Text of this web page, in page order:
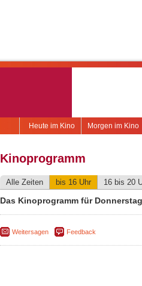
Morgen im Kino
Heute im Kino
Kinoprogramm
Alle Zeiten bis 16 Uhr 16 bis 20
Das Kinoprogramm für
Weitersagen Feedback